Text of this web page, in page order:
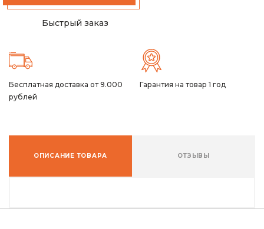
Быстрый заказ
Бесплатная доставка от 9.000
рублей
Гарантия на товар 1 год
ОПИСАНИЕ ТОВАРА ОТЗЫВЫ